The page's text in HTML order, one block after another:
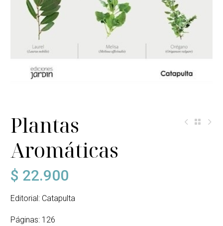
Plantas
Aromáticas
$ 22.900
Editorial: Catapulta
Páginas: 126